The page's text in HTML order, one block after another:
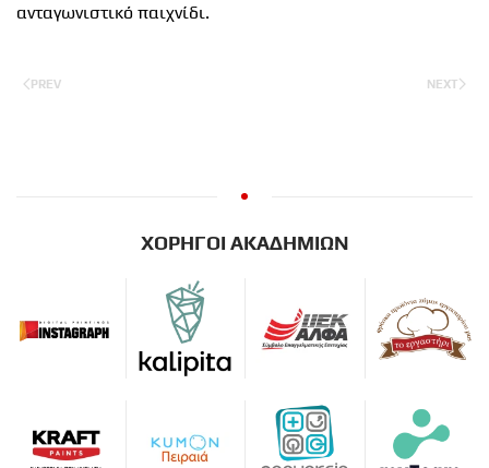
ανταγωνιστικό παιχνίδι.
PREV NEXT
ΧΟΡΗΓΟΙ ΑΚΑΔΗΜΙΩΝ